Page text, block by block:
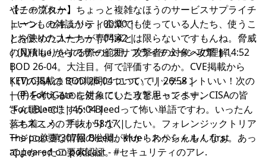
やこの流れか。ちょっと複雑なほうのサービスサプライチ
ェーン。セキュリティ企業でも使っている人たち、使うこ
とを決めた人たちが専門家とは限らないですもんね。脅威
の見積もりをする際の範囲。攻撃者の対象への理解。
BOD 26-04。大注目。何で評価するのか。CVE掲載から
KEVの掲載までの期間について。リッチメントいい！次の
一手を考えるのに使っていこうと思ってます。CISAの皆
さん聴いてますか？Bleedって怖い単語ですわ。いったん
落ち着こう。手抜かりなくしたい。フォレンジックトリア
ージに必要な情報の公開。外からわからんもんなぁ。あっ
てよかった二要素認証。
【チャプター】
| いつもの雑談から | 00:00 |
| お便りのコーナー | 04:42 |
| (N) klue からのサービスサプライチェーン攻撃 | 14:52
|
| (T) CISA の BOD 26-04 について | 26:58 |
| (P) FortiGate を対象にした攻撃キャンペーン
“FortiBleed” | 45:04 |
| オススメのアレ | 58:17 |
The post第307回 Bleedがklue！スペシャル！first
appeared onpodcast - #セキュリティのアレ.